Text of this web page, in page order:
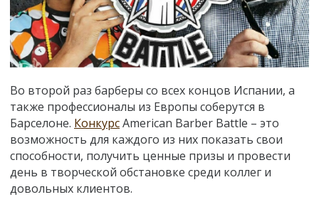
Во второй раз барберы со всех концов Испании, а
также профессионалы из Европы соберутся в
Барселоне. КонкурсAmerican Barber Battle – это
возможность для каждого из них показать свои
способности, получить ценные призы и провести
день в творческой обстановке среди коллег и
довольных клиентов.